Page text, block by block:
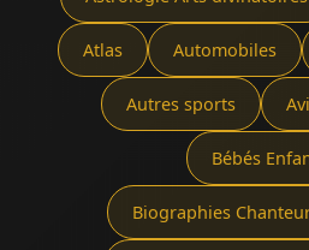
Atlas Automobiles
Autres sports
Bébés
Biographies